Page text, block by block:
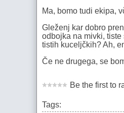
Ma, bomo tudi ekipa,
Gleženj kar dobro
odbojka na mivki,
tistih kuceljčkih? Ah,
Če ne drugega, se
Be the first to
Tags: